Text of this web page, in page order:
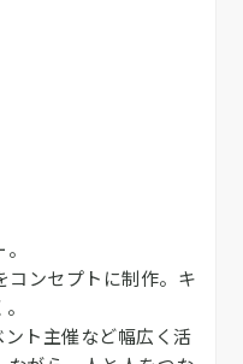
コンセプトに制作。キ
ト主催など幅広く活